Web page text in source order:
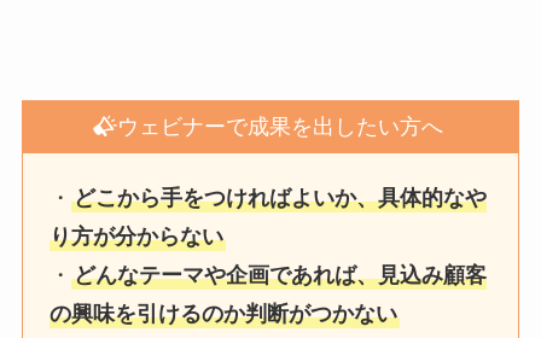
ウェビナーで成果を出したい方へ
・どこから手をつければよいか、具体的なや
り方が分からない
・どんなテーマや企画であれば、見込み顧客
の興味を引けるのか判断がつかない